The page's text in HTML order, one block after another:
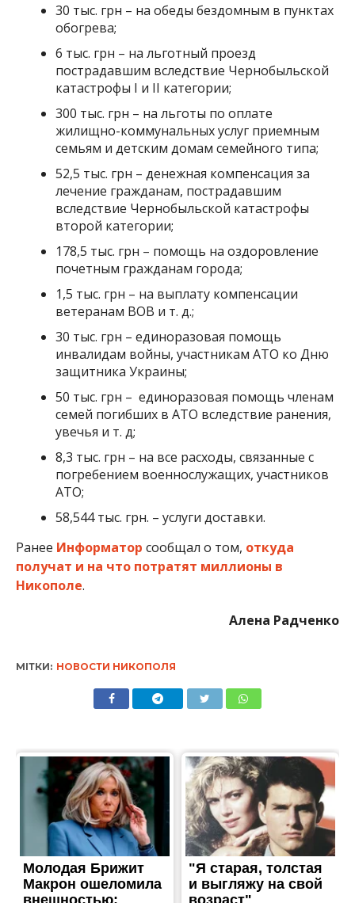
30 тыс. грн – на обеды бездомным в пунктах
обогрева;
6 тыс. грн – на льготный проезд
пострадавшим вследствие Чернобыльской
катастрофы I и II категории;
300 тыс. грн – на льготы по оплате
жилищно-коммунальных услуг приемным
семьям и детским домам семейного типа;
52,5 тыс. грн – денежная компенсация за
лечение гражданам, пострадавшим
вследствие Чернобыльской катастрофы
второй категории;
178,5 тыс. грн – помощь на оздоровление
почетным гражданам города;
1,5 тыс. грн – на выплату компенсации
ветеранам ВОВ и т. д.;
30 тыс. грн – единоразовая помощь
инвалидам войны, участникам АТО ко Дню
защитника Украины;
50 тыс. грн – единоразовая помощь членам
семей погибших в АТО вследствие ранения,
увечья и т. д;
8,3 тыс. грн – на все расходы, связанные с
погребением военнослужащих, участников
АТО;
58,544 тыс. грн. – услуги доставки.
Ранее Информатор сообщал о том, откуда
получат и на что потратят миллионы в
Никополе.
Алена Радченко
МІТКИ: НОВОСТИ НИКОПОЛЯ